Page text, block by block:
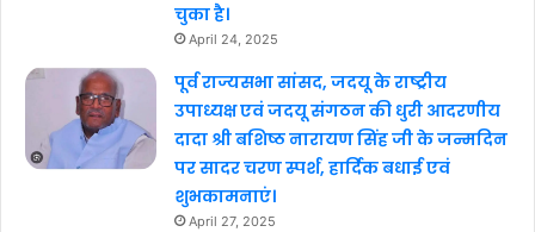
चुका है।
April 24, 2025
पूर्व राज्यसभा सांसद, जदयू के राष्ट्रीय
उपाध्यक्ष एवं जदयू संगठन की धुरी आदरणीय
दादा श्री बशिष्ठ नारायण सिंह जी के जन्मदिन
पर सादर चरण स्पर्श, हार्दिक बधाई एवं
शुभकामनाएं।
April 27, 2025